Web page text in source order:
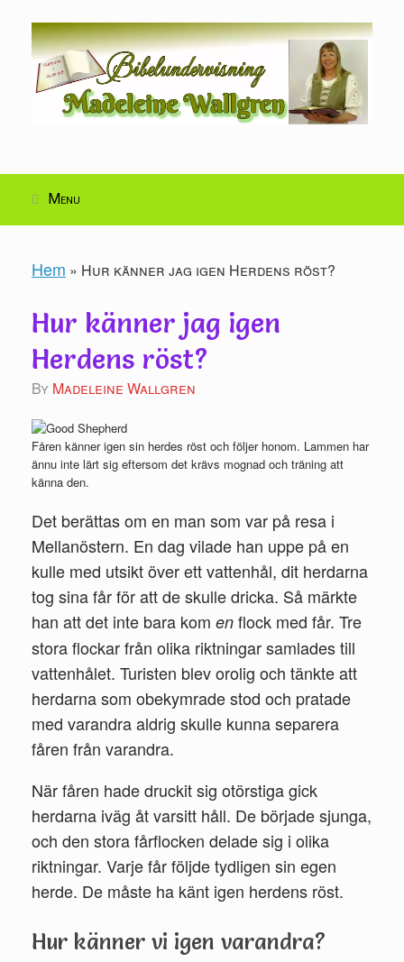
content
Menu
Hem » Hur känner jag igen Herdens röst?
Hur känner jag igen
Herdens röst?
by Madeleine Wallgren
Fåren känner igen sin herdes röst och följer honom. Lammen har
ännu inte lärt sig eftersom det krävs mognad och träning att
känna den.
Det berättas om en man som var på resa i
Mellanöstern. En dag vilade han uppe på en
kulle med utsikt över ett vattenhål, dit herdarna
tog sina får för att de skulle dricka. Så märkte
han att det inte bara kom en flock med får. Tre
stora flockar från olika riktningar samlades till
vattenhålet. Turisten blev orolig och tänkte att
herdarna som obekymrade stod och pratade
med varandra aldrig skulle kunna separera
fåren från varandra.
När fåren hade druckit sig otörstiga gick
herdarna iväg åt varsitt håll. De började sjunga,
och den stora fårflocken delade sig i olika
riktningar. Varje får följde tydligen sin egen
herde. De måste ha känt igen herdens röst.
Hur känner vi igen varandra?